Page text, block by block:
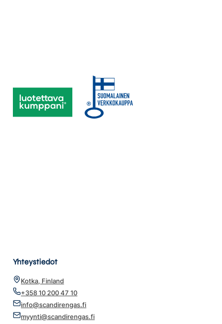
Yhteystiedot
Kotka, Finland
+358 10 200 47 10
info@scandirengas.fi
myynti@scandirengas.fi